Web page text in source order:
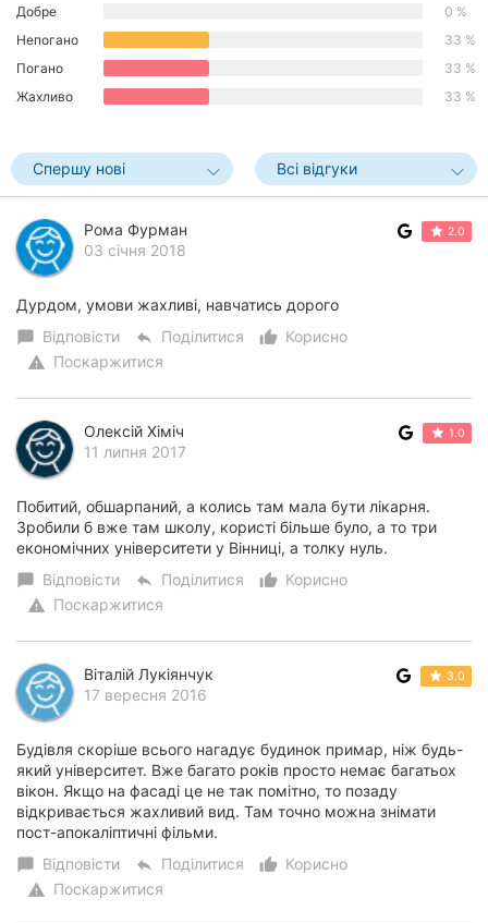
Черкаси
Івано-
Франківськ
Луцьк
Карпати
Добре
0 %
Непогано
33 %
Погано
33 %
Жахливо
33 %
Спершу нові Всі відгуки
Рома Фурман
03 січня 2018
2.0
Дурдом, умови жахливі, навчатись дорого
chat_bubble Відповісти reply Поділитися thumb_up_alt
Корисно
warning Поскаржитися
Олексій Хіміч
11 липня 2017
1.0
Побитий, обшарпаний, а колись там мала бути лікарня.
Зробили б вже там школу, користі більше було, а то три
економічних університети у Вінниці, а толку нуль.
chat_bubble Відповісти reply Поділитися thumb_up_alt
Корисно
warning Поскаржитися
Віталій Лукіянчук
17 вересня 2016
3.0
Будівля скоріше всього нагадує будинок примар, ніж будь-
який університет. Вже багато років просто немає багатьох
вікон. Якщо на фасаді це не так помітно, то позаду
відкривається жахливий вид. Там точно можна знімати
пост-апокаліптичні фільми.
chat_bubble Відповісти reply Поділитися thumb_up_alt
Корисно
warning Поскаржитися